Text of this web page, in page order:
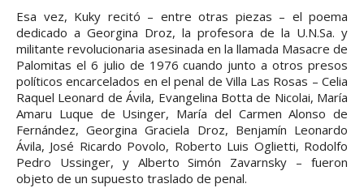
Esa vez, Kuky recitó – entre otras piezas – el poema
dedicado a Georgina Droz, la profesora de la U.N.Sa. y
militante revolucionaria asesinada en la llamada Masacre de
Palomitas el 6 julio de 1976 cuando junto a otros presos
políticos encarcelados en el penal de Villa Las Rosas – Celia
Raquel Leonard de Ávila, Evangelina Botta de Nicolai, María
Amaru Luque de Usinger, María del Carmen Alonso de
Fernández, Georgina Graciela Droz, Benjamín Leonardo
Ávila, José Ricardo Povolo, Roberto Luis Oglietti, Rodolfo
Pedro Ussinger, y Alberto Simón Zavarnsky – fueron
objeto de un supuesto traslado de penal.